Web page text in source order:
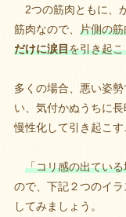
2つの筋肉ともに、
筋肉なので、 片側の
だけに涙目を引き起
多くの場合、悪い姿
い、気付かぬうちに
慢性化して引き起こす
「コリ感の出てい
ので、下記２つのイ
してみましょう。